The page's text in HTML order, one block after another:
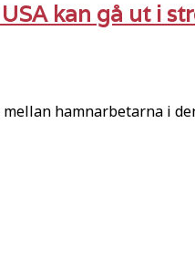
kan gå ut i
mellan hamnarbetarna i